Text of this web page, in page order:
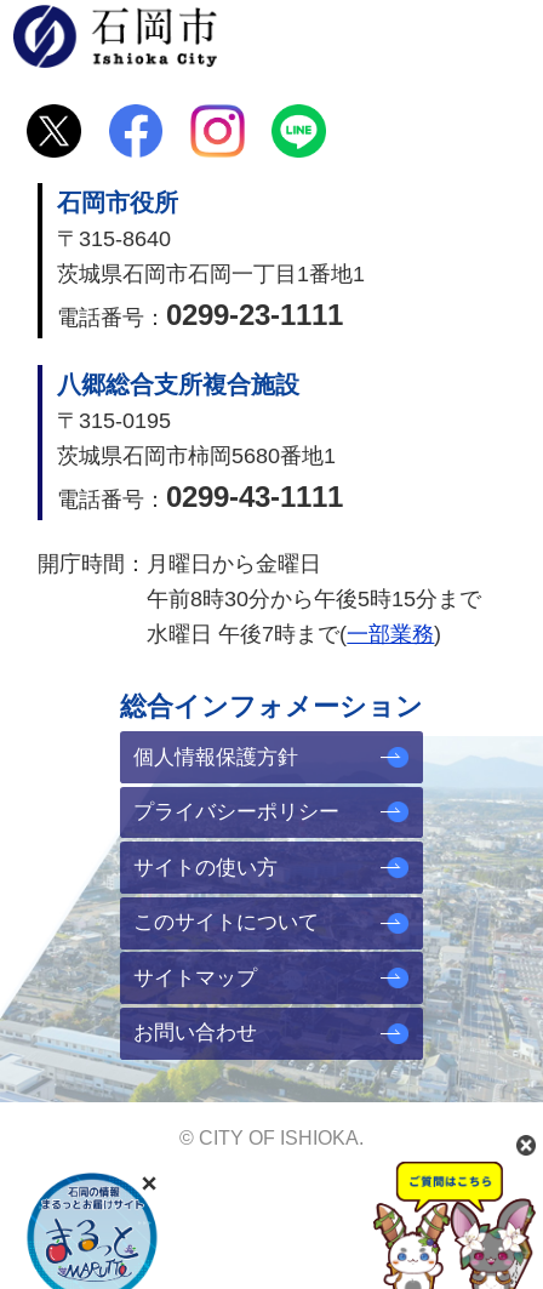
石岡市役所
〒315-8640
茨城県石岡市石岡一丁目1番地1
電話番号： 0299-23-1111
八郷総合支所複合施設
〒315-0195
茨城県石岡市柿岡5680番地1
電話番号： 0299-43-1111
開庁時間： 月曜日から金曜日
午前8時30分から午後5時15分まで
水曜日 午後7時まで(一部業務)
総合インフォメーション
個人情報保護方針
プライバシーポリシー
サイトの使い方
このサイトについて
サイトマップ
お問い合わせ
© CITY OF ISHIOKA.